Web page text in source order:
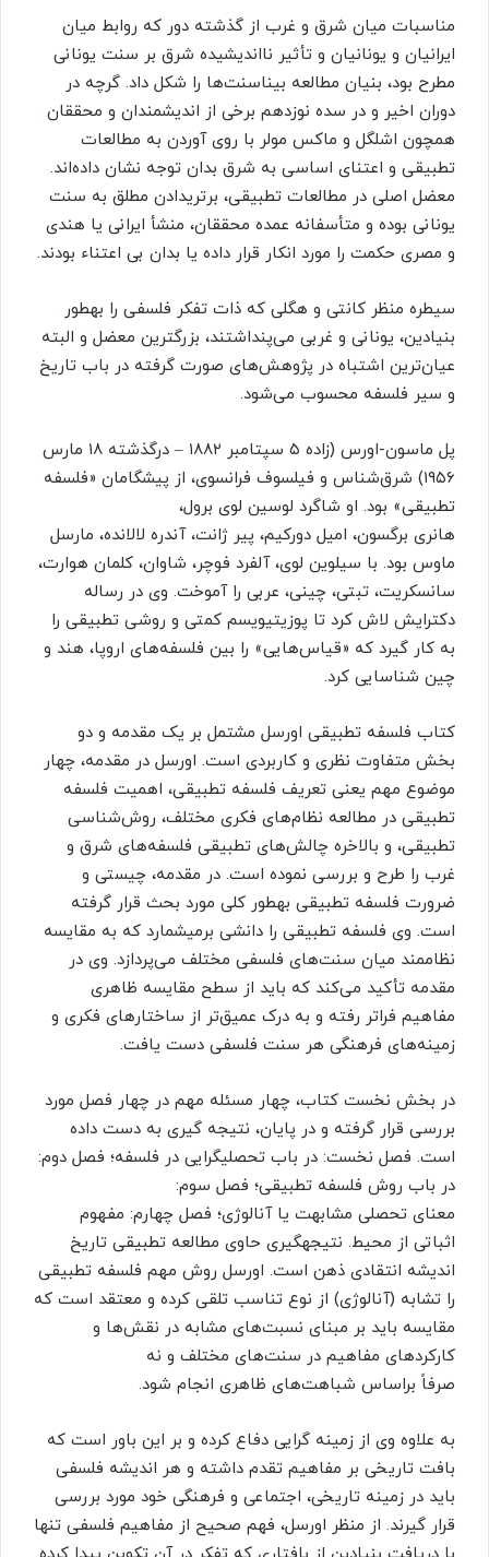
مناسبات میان شرق و غرب از گذشته دور که روابط میان
ایرانیان و یونانیان و تأثیر نااندیشیده شرق بر سنت یونانی
مطرح بود، بنیان مطالعه بیناسنت‌ها را شکل داد. گرچه در
دوران اخیر و در سده نوزدهم برخی از اندیشمندان و محققان
همچون اشلگل و ماکس مولر با روی آوردن به مطالعات
تطبیقی و اعتنای اساسی به شرق بدان توجه نشان داده‌اند.
معضل اصلی در مطالعات تطبیقی، برتری‎دادن مطلق به سنت
یونانی بوده و متأسفانه عمده محققان، منشأ ایرانی یا هندی
و مصری حکمت را مورد انکار قرار داده یا بدان بی‎ اعتناء بودند.
سیطره منظر کانتی و هگلی که ذات تفکر فلسفی را به‎طور
بنیادین، یونانی و غربی می‌پنداشتند، بزرگترین معضل و البته
عیان‌ترین اشتباه در پژوهش‌های صورت گرفته در باب تاریخ
و سیر فلسفه محسوب می‌شود.
پل ماسون-اورس (زاده ۵ سپتامبر ۱۸۸۲ – درگذشته ۱۸ مارس
۱۹۵۶) شرق‌شناس و فیلسوف فرانسوی، از پیشگامان «فلسفه
تطبیقی» بود. او شاگرد لوسین لوی برول،
هانری برگسون، امیل دورکیم، پیر ژانت، آندره لالانده، مارسل
ماوس بود. با سیلوین لوی، آلفرد فوچر، شاوان، کلمان هوارت،
سانسکریت، تبتی، چینی، عربی را آموخت. وی در رساله
دکترایش لاش کرد تا پوزیتیویسم کمتی و روشی تطبیقی را
به کار گیرد که «قیاس‌هایی» را بین فلسفه‌های اروپا، هند و
چین شناسایی کرد.
کتاب فلسفه تطبیقی اورسل مشتمل بر یک مقدمه و دو
بخش متفاوت نظری و کاربردی است. اورسل در مقدمه، چهار
موضوع مهم یعنی تعریف فلسفه تطبیقی، اهمیت فلسفه
تطبیقی در مطالعه نظام‌های فکری مختلف، روش‌شناسی
تطبیقی، و بالاخره چالش‌های تطبیقی فلسفه‌های شرق و
غرب را طرح و بررسی نموده است. در مقدمه، چیستی و
ضرورت فلسفه تطبیقی به‎طور کلی مورد بحث قرار گرفته
است. وی فلسفه تطبیقی را دانشی برمی‎شمارد که به مقایسه
نظام‎مند میان سنت‌های فلسفی مختلف می‌پردازد. وی در
مقدمه تأکید می‌کند که باید از سطح مقایسه ظاهری
مفاهیم فراتر رفته و به درک عمیق‌تر از ساختارهای فکری و
زمینه‌های فرهنگی هر سنت فلسفی دست یافت.
در بخش نخست کتاب، چهار مسئله مهم در چهار فصل مورد
بررسی قرار گرفته و در پایان، نتیجه ‎گیری به دست داده
است. فصل نخست: در باب تحصلی‎گرایی در فلسفه؛ فصل دوم:
در باب روش فلسفه تطبیقی؛ فصل سوم:
معنای تحصلی مشابهت یا آنالوژی؛ فصل چهارم: مفهوم
اثباتی از محیط. نتیجه‎گیری حاوی مطالعه تطبیقی تاریخ
اندیشه انتقادی ذهن است. اورسل روش مهم فلسفه تطبیقی
را تشابه (آنالوژی) از نوع تناسب تلقی کرده و معتقد است که
مقایسه باید بر مبنای نسبت‌های مشابه در نقش‌ها و
کارکردهای مفاهیم در سنت‌های مختلف و نه
صرفاً براساس شباهت‌های ظاهری انجام شود.
به ‎علاوه وی از زمینه‎ گرایی دفاع کرده و بر این باور است که
بافت تاریخی بر مفاهیم تقدم داشته و هر اندیشه فلسفی
باید در زمینه تاریخی، اجتماعی و فرهنگی خود مورد بررسی
قرار گیرند. از منظر اورسل، فهم صحیح از مفاهیم فلسفی تنها